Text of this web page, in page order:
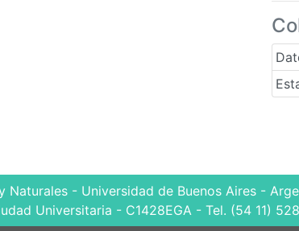
Naturales - Universidad de Buenos Aires -
Universitaria - C1428EGA - Tel. (54 11)